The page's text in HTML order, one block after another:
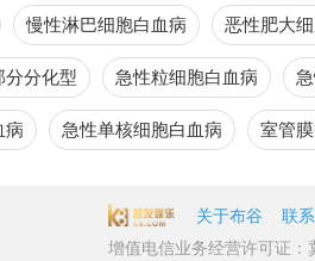
慢性淋巴细胞白血病 恶性肥大
分化型 急性粒细胞白血病
病 急性单核细胞白血病 室管
关于布谷
联
增值电信业务经营许可证